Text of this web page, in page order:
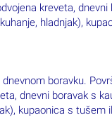
kreveta,
hladnjak),
boravku.
dnevni boravak s
kupaonica s tušem